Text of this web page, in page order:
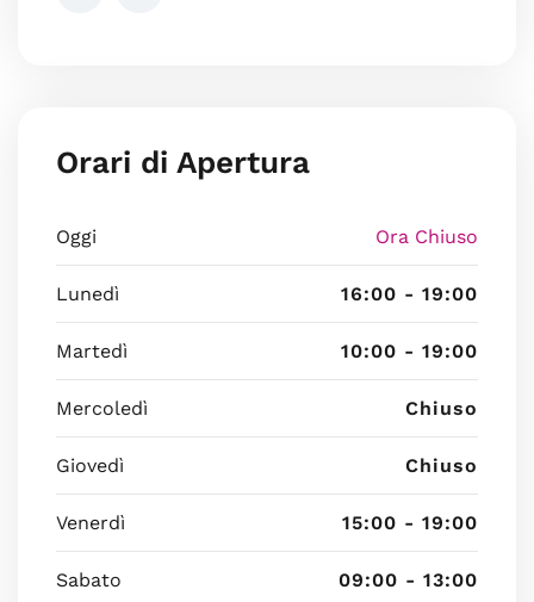
Orari di Apertura
Oggi Ora Chiuso
Lunedì 16:00 - 19:00
Martedì 10:00 - 19:00
Mercoledì Chiuso
Giovedì Chiuso
Venerdì 15:00 - 19:00
Sabato 09:00 - 13:00